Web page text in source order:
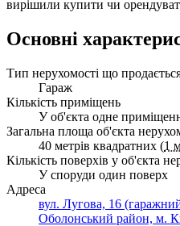
вирішили купити чи
Основні
Тип нерухомості що
Гараж
Кількість приміщень
У об'єкта одне
Загальна площа об'єкта
40 метрів квадратних (1
Кількість поверхів у об'єкта
У споруди один поверх
Адреса
вул. Лугова, 16
Оболонський район, м.